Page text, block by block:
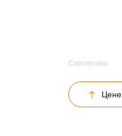
Сортировка
Цене